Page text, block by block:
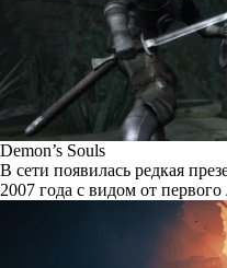
Demon’s Souls
В сети появилась редкая
2007 года с видом от первого